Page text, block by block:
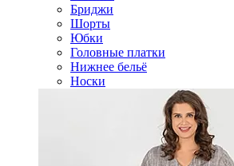
Бриджи
Шорты
Юбки
Головные платки
Нижнее бельё
Носки